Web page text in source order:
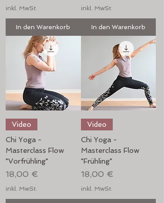
inkl. MwSt.
In den Warenkorb
inkl. MwSt.
In den Warenkorb
Video
Chi Yoga -
Masterclass Flow
"Vorfrühling"
Preis
18,00 €
inkl. MwSt.
Video
Chi Yoga -
Masterclass Flow
"Frühling"
Preis
18,00 €
inkl. MwSt.